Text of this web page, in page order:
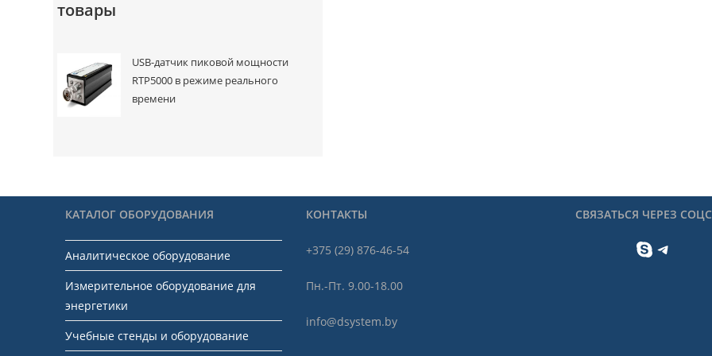
товары
USB-датчик пиковой мощности
RTP5000 в режиме реального
времени
КАТАЛОГ ОБОРУДОВАНИЯ
Аналитическое оборудование
Измерительное оборудование для
энергетики
Учебные стенды и оборудование
КОНТАКТЫ
+375 (29) 876-46-54
Пн.-Пт. 9.00-18.00
info@dsystem.by
СВЯЗАТЬСЯ ЧЕРЕЗ
SkypeTelegram